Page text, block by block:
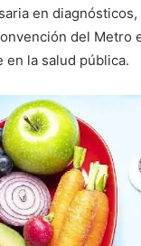
en
del Metro
en la salud pública.